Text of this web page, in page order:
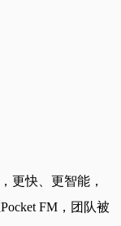
更快、更智能，
FM，团队被